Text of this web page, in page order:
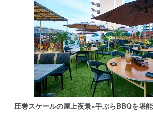
圧巻スケールの屋上夜景×手ぶらBBQを堪能